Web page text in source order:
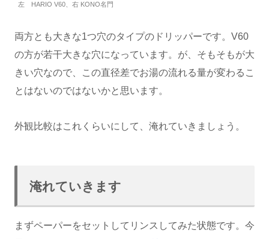
左 HARIO V60、右 KONO名門
両方とも大きな1つ穴のタイプのドリッパーです。V60
の方が若干大きな穴になっています。が、そもそもが大
きい穴なので、この直径差でお湯の流れる量が変わるこ
とはないのではないかと思います。
外観比較はこれくらいにして、淹れていきましょう。
淹れていきます
まずペーパーをセットしてリンスしてみた状態です。今